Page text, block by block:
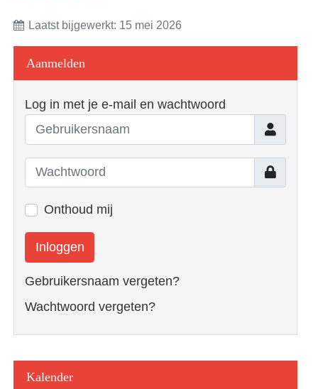
Laatst bijgewerkt: 15 mei 2026
Aanmelden
Log in met je e-mail en wachtwoord
Toon
Onthoud mij
Inloggen
Gebruikersnaam vergeten?
Wachtwoord vergeten?
Kalender